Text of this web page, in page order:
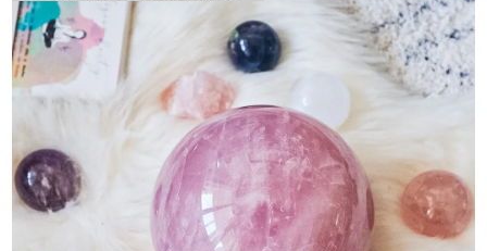
Doporučujeme